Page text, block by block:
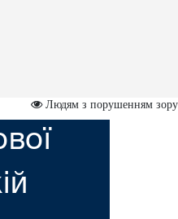
Людям з порушенням зору